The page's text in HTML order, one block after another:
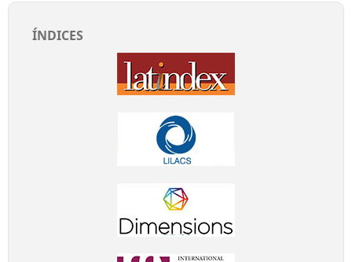
ÍNDICES